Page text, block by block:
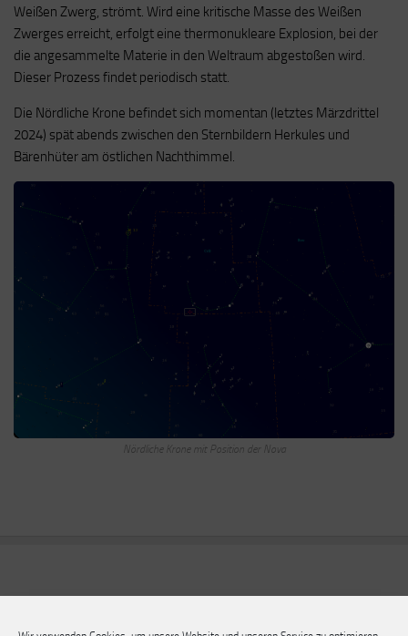
Weißen Zwerg, strömt. Wird eine kritische Masse des Weißen
Zwerges erreicht, erfolgt eine thermonukleare Explosion, bei der
die angesammelte Materie in den Weltraum abgestoßen wird.
Dieser Prozess findet periodisch statt.
Die Nördliche Krone befindet sich momentan (letztes Märzdrittel
2024) spät abends zwischen den Sternbildern Herkules und
Bärenhüter am östlichen Nachthimmel.
Nördliche Krone mit Position der Nova